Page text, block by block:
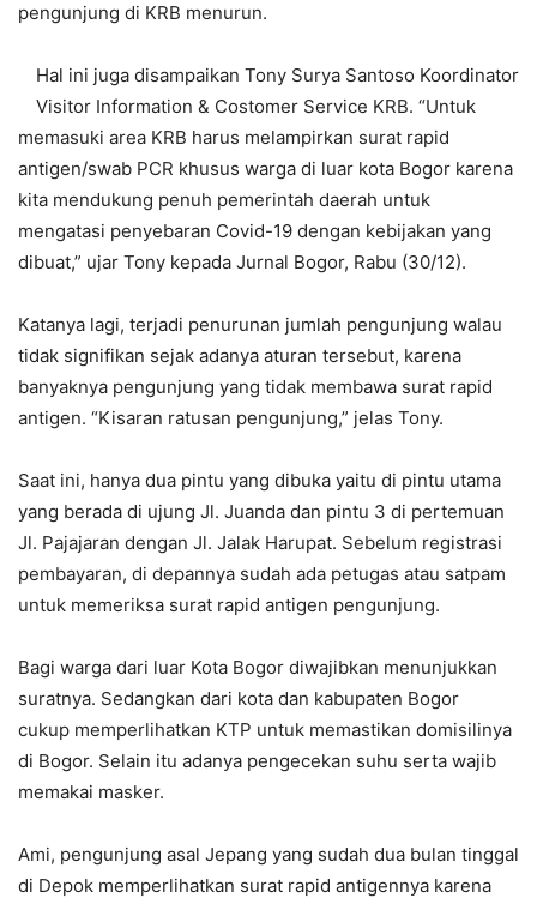
pengunjung di KRB menurun.
Hal ini juga disampaikan Tony Surya Santoso Koordinator
Visitor Information & Costomer Service KRB. “Untuk
memasuki area KRB harus melampirkan surat rapid
antigen/swab PCR khusus warga di luar kota Bogor karena
kita mendukung penuh pemerintah daerah untuk
mengatasi penyebaran Covid-19 dengan kebijakan yang
dibuat,” ujar Tony kepada Jurnal Bogor, Rabu (30/12).
Katanya lagi, terjadi penurunan jumlah pengunjung walau
tidak signifikan sejak adanya aturan tersebut, karena
banyaknya pengunjung yang tidak membawa surat rapid
antigen. “Kisaran ratusan pengunjung,” jelas Tony.
Saat ini, hanya dua pintu yang dibuka yaitu di pintu utama
yang berada di ujung Jl. Juanda dan pintu 3 di pertemuan
Jl. Pajajaran dengan Jl. Jalak Harupat. Sebelum registrasi
pembayaran, di depannya sudah ada petugas atau satpam
untuk memeriksa surat rapid antigen pengunjung.
Bagi warga dari luar Kota Bogor diwajibkan menunjukkan
suratnya. Sedangkan dari kota dan kabupaten Bogor
cukup memperlihatkan KTP untuk memastikan domisilinya
di Bogor. Selain itu adanya pengecekan suhu serta wajib
memakai masker.
Ami, pengunjung asal Jepang yang sudah dua bulan tinggal
di Depok memperlihatkan surat rapid antigennya karena